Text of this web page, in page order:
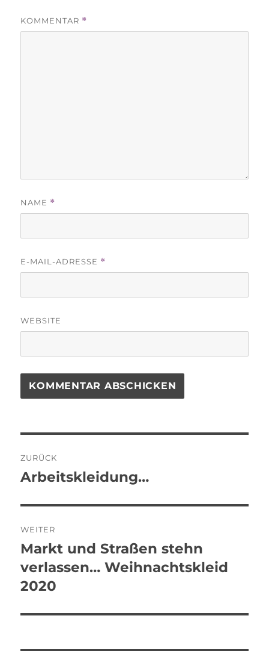
KOMMENTAR *
NAME *
E-MAIL-ADRESSE *
WEBSITE
ZURÜCK
Vorheriger
Arbeitskleidung…
WEITER
Nächster
Beitrag:
Markt und Straßen stehn
verlassen… Weihnachtskleid
2020